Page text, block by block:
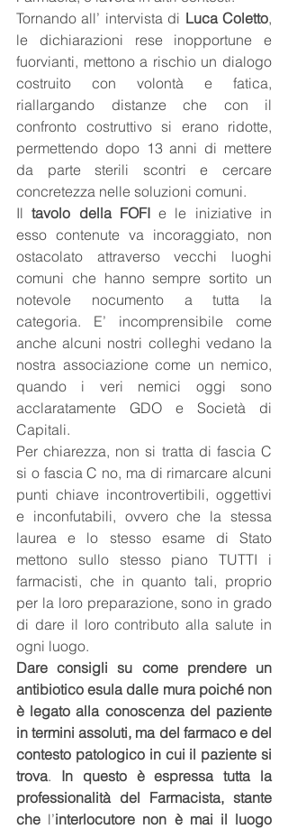
Tornando all’ intervista di Luca Coletto,
le dichiarazioni rese inopportune e
fuorvianti, mettono a rischio un dialogo
costruito con volontà e fatica,
riallargando distanze che con il
confronto costruttivo si erano ridotte,
permettendo dopo 13 anni di mettere
da parte sterili scontri e cercare
concretezza nelle soluzioni comuni.
Il tavolo della FOFI e le iniziative in
esso contenute va incoraggiato, non
ostacolato attraverso vecchi luoghi
comuni che hanno sempre sortito un
notevole nocumento a tutta la
categoria. E’ incomprensibile come
anche alcuni nostri colleghi vedano la
nostra associazione come un nemico,
quando i veri nemici oggi sono
acclaratamente GDO e Società di
Capitali.
Per chiarezza, non si tratta di fascia C
si o fascia C no, ma di rimarcare alcuni
punti chiave incontrovertibili, oggettivi
e inconfutabili, ovvero che la stessa
laurea e lo stesso esame di Stato
mettono sullo stesso piano TUTTI i
farmacisti, che in quanto tali, proprio
per la loro preparazione, sono in grado
di dare il loro contributo alla salute in
ogni luogo.
Dare consigli su come prendere un
antibiotico esula dalle mura poiché non
è legato alla conoscenza del paziente
in termini assoluti, ma del farmaco e del
contesto patologico in cui il paziente si
trova. In questo è espressa tutta la
professionalità del Farmacista, stante
che l’interlocutore non è mai il luogo